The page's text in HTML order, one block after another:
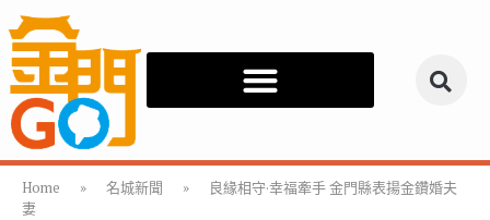
Home » 名城新聞 »
良緣相守·幸福牽手 金門縣表揚金鑽婚夫
妻